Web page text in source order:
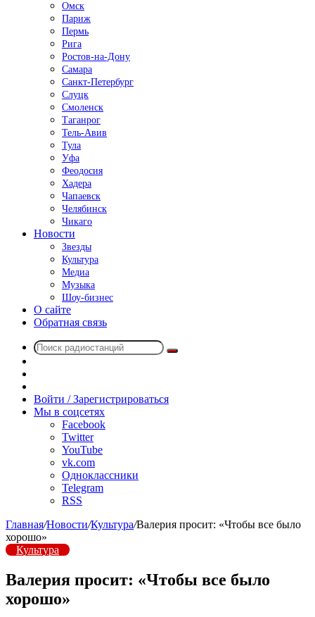
Омск
Париж
Пермь
Рига
Ростов-на-Дону
Самара
Санкт-Петербург
Слуцк
Смоленск
Таганрог
Тель-Авив
Тула
Уфа
Феодосия
Хадера
Чапаевск
Челябинск
Чикаго
Новости
Звезды
Культура
Медиа
Музыка
Шоу-бизнес
О сайте
Обратная связь
Поиск
радио
Войти / Зарегистрироваться
Мы в соцсетях
Facebook
Twitter
YouTube
vk.com
Одноклассники
Telegram
RSS
Главная/Новости/Культура/Валерия просит: «Чтобы все было
хорошо»
Культура
Валерия просит: «Чтобы все было
хорошо»